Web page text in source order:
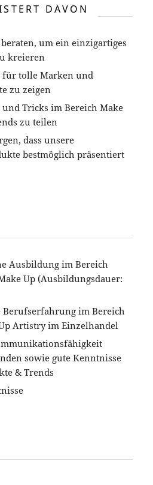
DAVON
um ein einzigartiges
kreieren
für tolle Marken und
zu zeigen
Tricks im Bereich Make
zu teilen
dass unsere
bestmöglich präsentiert
Ausbildung im Bereich
Up (Ausbildungsdauer:
Berufserfahrung im Bereich
Artistry im Einzelhandel
sowie gute Kenntnisse
& Trends